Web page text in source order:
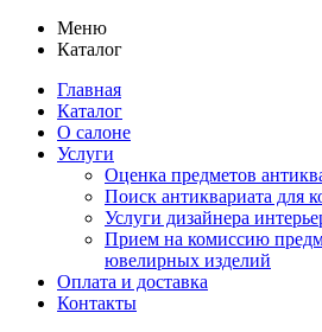
Меню
Каталог
Главная
Каталог
О салоне
Услуги
Оценка предметов
Поиск антиквариата для
Услуги дизайнера
Прием на комиссию
ювелирных изделий
Оплата и доставка
Контакты